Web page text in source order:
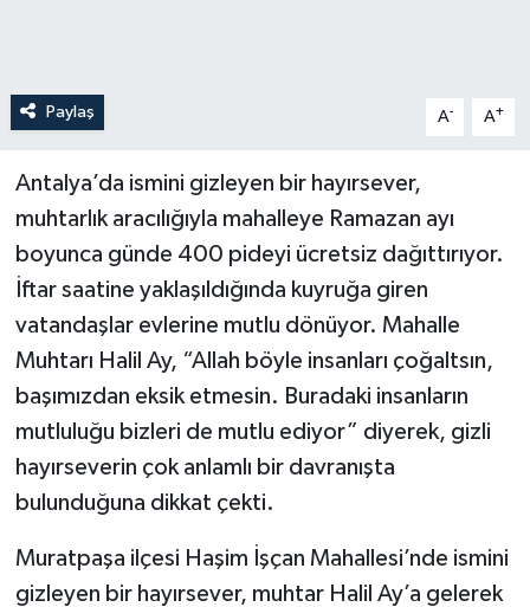
Paylaş A- A+
Antalya’da ismini gizleyen bir hayırsever,
muhtarlık aracılığıyla mahalleye Ramazan ayı
boyunca günde 400 pideyi ücretsiz dağıttırıyor.
İftar saatine yaklaşıldığında kuyruğa giren
vatandaşlar evlerine mutlu dönüyor. Mahalle
Muhtarı Halil Ay, “Allah böyle insanları çoğaltsın,
başımızdan eksik etmesin. Buradaki insanların
mutluluğu bizleri de mutlu ediyor” diyerek, gizli
hayırseverin çok anlamlı bir davranışta
bulunduğuna dikkat çekti.
Muratpaşa ilçesi Haşim İşçan Mahallesi’nde ismini
gizleyen bir hayırsever, muhtar Halil Ay’a gelerek